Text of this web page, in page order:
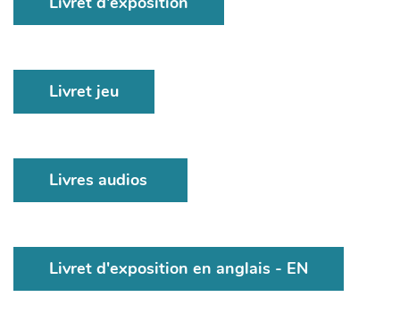
Livret jeu
Livres audios
Livret d'exposition en anglais - EN